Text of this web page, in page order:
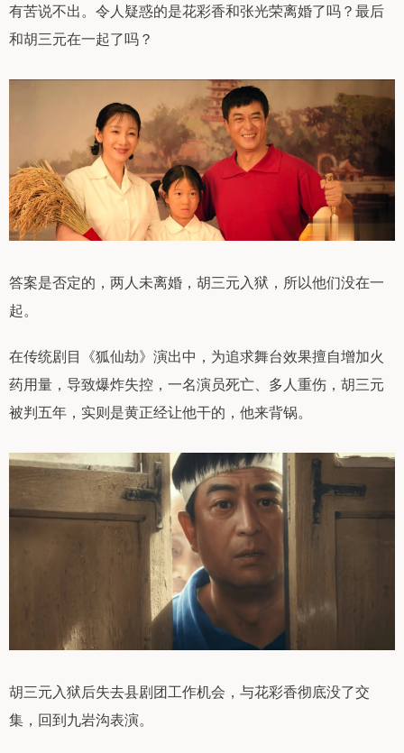
有苦说不出。令人疑惑的是花彩香和张光荣离婚了吗？最后
和胡三元在一起了吗？
答案是否定的，两人未离婚，胡三元入狱，所以他们没在一
起。
在传统剧目《狐仙劫》演出中，为追求舞台效果擅自增加火
药用量，导致爆炸失控，一名演员死亡、多人重伤，胡三元
被判五年，实则是黄正经让他干的，他来背锅。
胡三元入狱后失去县剧团工作机会，与花彩香彻底没了交
集，回到九岩沟表演。